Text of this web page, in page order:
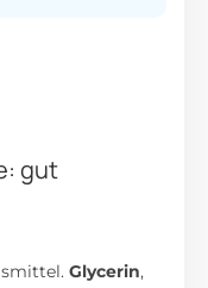
gut
Glycerin,